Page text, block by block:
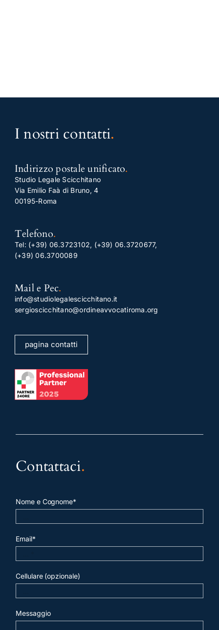
I nostri contatti.
Indirizzo postale unificato.
Studio Legale Scicchitano
Via Emilio Faà di Bruno, 4
00195-Roma
Telefono.
Tel: (+39) 06.3723102, (+39) 06.3720677,
(+39) 06.3700089
Mail e Pec.
info@studiolegalescicchitano.it
sergioscicchitano@ordineavvocatiroma.org
pagina contatti
Contattaci.
Nome e Cognome*
Email*
Cellulare (opzionale)
Messaggio